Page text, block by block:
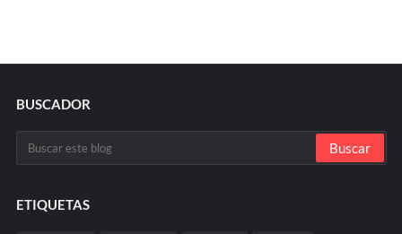
BUSCADOR
ETIQUETAS